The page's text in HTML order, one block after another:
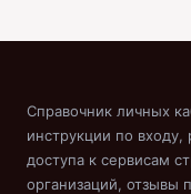
Справочник личных
инструкции по входу,
доступа к сервисам
организаций, отзывы